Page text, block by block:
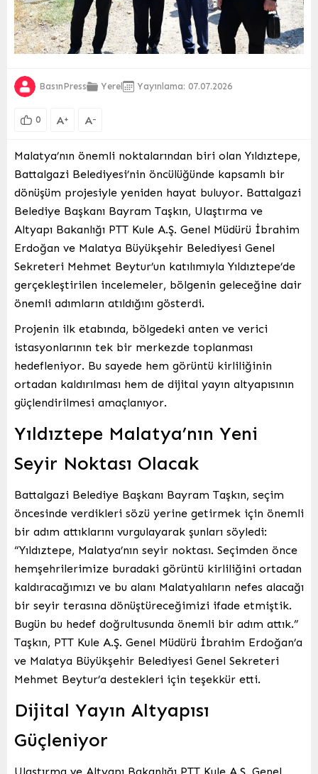
BasınPress Yerel Yayınlama: 07.07.2026
0 A+ A-
Malatya’nın önemli noktalarından biri olan Yıldıztepe,
Battalgazi Belediyesi’nin öncülüğünde kapsamlı bir
dönüşüm projesiyle yeniden hayat buluyor. Battalgazi
Belediye Başkanı Bayram Taşkın, Ulaştırma ve
Altyapı Bakanlığı PTT Kule A.Ş. Genel Müdürü İbrahim
Erdoğan ve Malatya Büyükşehir Belediyesi Genel
Sekreteri Mehmet Beytur’un katılımıyla Yıldıztepe’de
gerçekleştirilen incelemeler, bölgenin geleceğine dair
önemli adımların atıldığını gösterdi.
Projenin ilk etabında, bölgedeki anten ve verici
istasyonlarının tek bir merkezde toplanması
hedefleniyor. Bu sayede hem görüntü kirliliğinin
ortadan kaldırılması hem de dijital yayın altyapısının
güçlendirilmesi amaçlanıyor.
Yıldıztepe Malatya’nın Yeni
Seyir Noktası Olacak
Battalgazi Belediye Başkanı Bayram Taşkın, seçim
öncesinde verdikleri sözü yerine getirmek için önemli
bir adım attıklarını vurgulayarak şunları söyledi:
“Yıldıztepe, Malatya’nın seyir noktası. Seçimden önce
hemşehrilerimize buradaki görüntü kirliliğini ortadan
kaldıracağımızı ve bu alanı Malatyalıların nefes alacağı
bir seyir terasına dönüştüreceğimizi ifade etmiştik.
Bugün bu hedef doğrultusunda önemli bir adım attık.”
Taşkın, PTT Kule A.Ş. Genel Müdürü İbrahim Erdoğan’a
ve Malatya Büyükşehir Belediyesi Genel Sekreteri
Mehmet Beytur’a destekleri için teşekkür etti.
Dijital Yayın Altyapısı
Güçleniyor
Ulaştırma ve Altyapı Bakanlığı PTT Kule A.Ş. Genel